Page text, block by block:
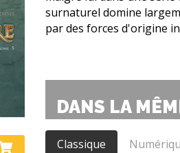
surnaturel domine
par des forces d'origine
DANS LA
Classique